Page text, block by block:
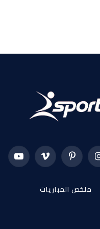
الانستغرامبينتيريستفيميو يوتيوب
ملخص المباريات